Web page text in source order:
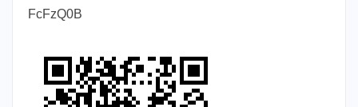
FcFzQ0B